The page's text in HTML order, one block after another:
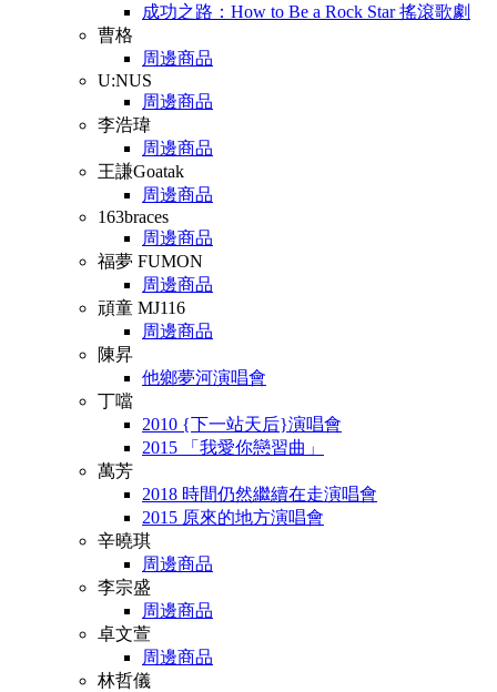
成功之路：How to Be a Rock Star 搖滾歌劇
曹格
周邊商品
U:NUS
周邊商品
李浩瑋
周邊商品
王謙Goatak
周邊商品
163braces
周邊商品
福夢 FUMON
周邊商品
頑童 MJ116
周邊商品
陳昇
他鄉夢河演唱會
丁噹
2010 {下一站天后}演唱會
2015 「我愛你戀習曲」
萬芳
2018 時間仍然繼續在走演唱會
2015 原來的地方演唱會
辛曉琪
周邊商品
李宗盛
周邊商品
卓文萱
周邊商品
林哲儀